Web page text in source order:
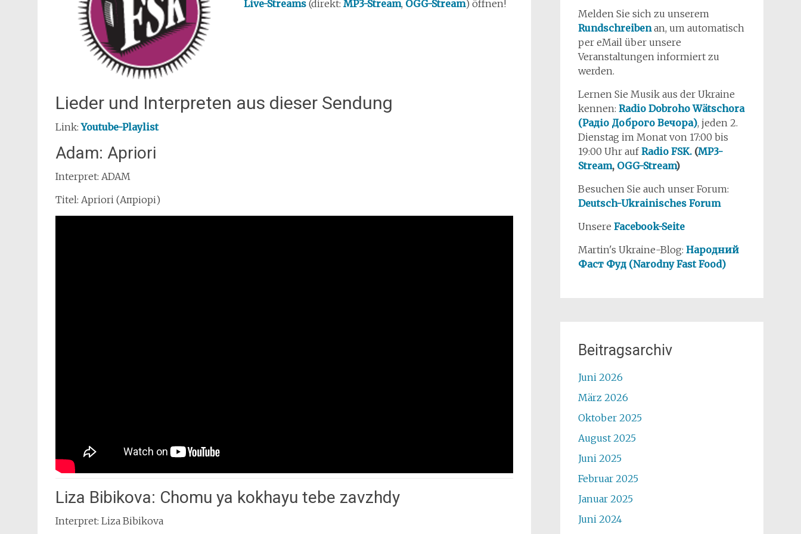
Live-Streams (direkt: MP3-Stream, OGG-Stream) öffnen!
Lieder und Interpreten aus dieser Sendung
Link:Youtube-Playlist
Adam: Apriori
Interpret: ADAM
Titel: Apriori (Апріорі)
Liza Bibikova: Chomu ya kokhayu tebe zavzhdy
Interpret: Liza Bibikova
Melden Sie sich zu unserem
Rundschreibenan, um automatisch
per eMail über unsere
Veranstaltungen informiert zu
werden.
Lernen Sie Musik aus der Ukraine
kennen: Radio Dobroho Wätschora
(Радіо Доброго Вечора), jeden 2.
Dienstag im Monat von 17:00 bis
19:00 Uhr aufRadio FSK.(MP3-
Stream, OGG-Stream)
Besuchen Sie auch unser Forum:
Deutsch-Ukrainisches Forum
Unsere Facebook-Seite
Martin's Ukraine-Blog: Народний
Фаст Фуд (Narodny Fast Food)
Beitragsarchiv
Juni 2026
März 2026
Oktober 2025
August 2025
Juni 2025
Februar 2025
Januar 2025
Juni 2024